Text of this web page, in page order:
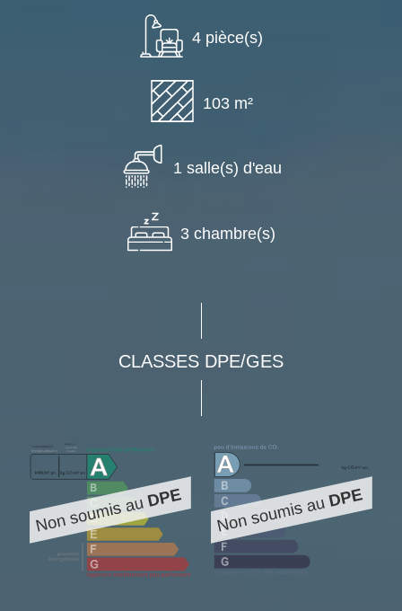
4 pièce(s)
103 m²
1 salle(s) d'eau
3 chambre(s)
CLASSES DPE/GES